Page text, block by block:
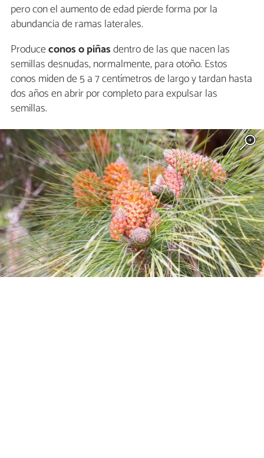
pero con el aumento de edad pierde forma por la
abundancia de ramas laterales.
Produceconos o piñasdentro de las que nacen las
semillas desnudas, normalmente, para otoño. Estos
conos miden de 5 a 7 centímetros de largo y tardan hasta
dos años en abrir por completo para expulsar las
semillas.